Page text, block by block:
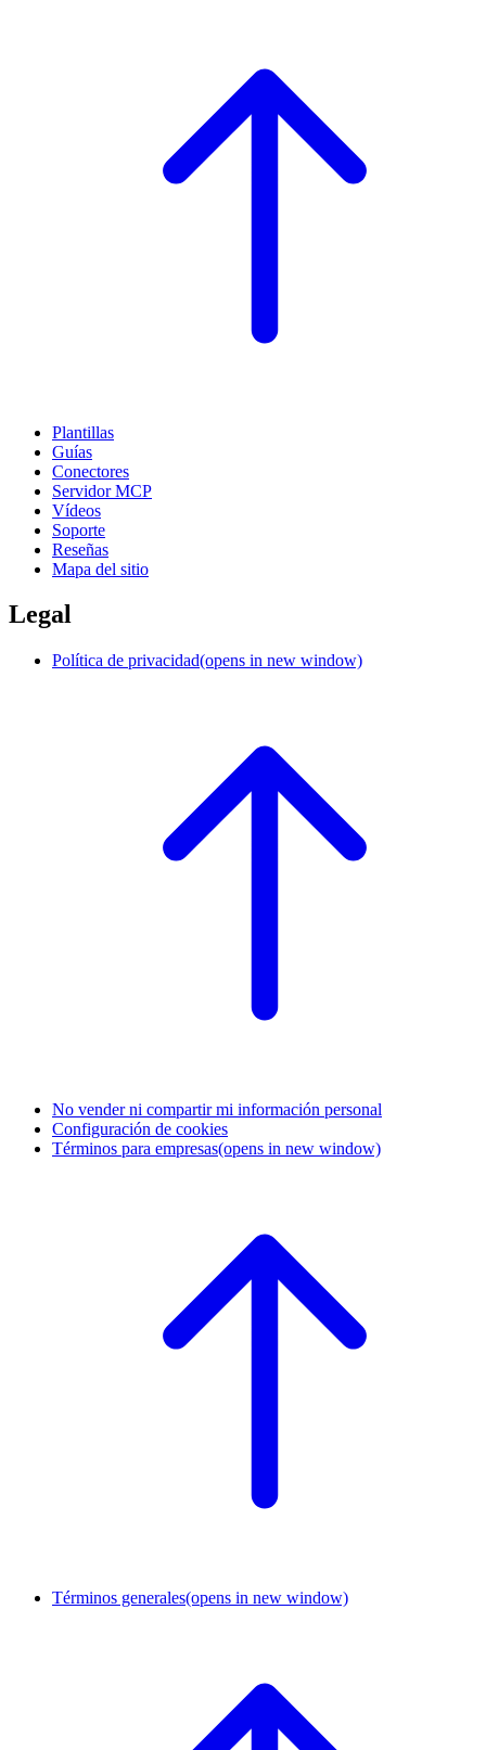
Plantillas
Guías
Conectores
Servidor MCP
Vídeos
Soporte
Reseñas
Mapa del sitio
Legal
Política de privacidad(opens in new window)
No vender ni compartir mi información personal
Configuración de cookies
Términos para empresas(opens in new window)
Términos generales(opens in new window)